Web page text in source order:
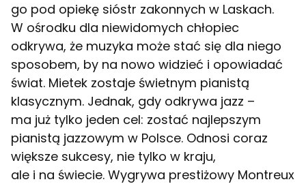
go pod opiekę sióstr zakonnych w Laskach.
W ośrodku dla niewidomych chłopiec
odkrywa, że muzyka może stać się dla niego
sposobem, by na nowo widzieć i opowiadać
świat. Mietek zostaje świetnym pianistą
klasycznym. Jednak, gdy odkrywa jazz –
ma już tylko jeden cel: zostać najlepszym
pianistą jazzowym w Polsce. Odnosi coraz
większe sukcesy, nie tylko w kraju,
ale i na świecie. Wygrywa prestiżowy Montreux